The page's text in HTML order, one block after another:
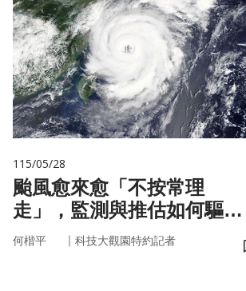
115/05/28
颱風愈來愈「不按常理
走」，監測與推估如何驅動
防災決策？
何楷平 ｜ 科技大觀園特約記者